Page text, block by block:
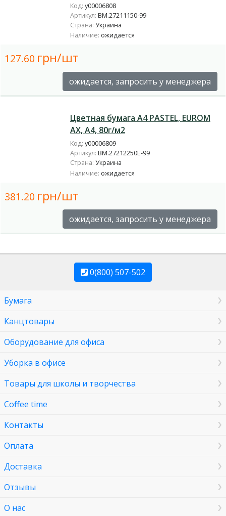
Код: у00006808
Артикул: BM.27211150-99
Страна: Украина
Наличие: ожидается
127.60 грн/шт
ожидается, запросить у менеджера
Цветная бумага А4 PASTEL, EUROM
AX, А4, 80г/м2
Код: у00006809
Артикул: BM.27212250E-99
Страна: Украина
Наличие: ожидается
381.20 грн/шт
ожидается, запросить у менеджера
0(800) 507-502
Бумага
Канцтовары
Оборудование для офиса
Уборка в офисе
Товары для школы и творчества
Coffee time
Контакты
Оплата
Доставка
Отзывы
О нас